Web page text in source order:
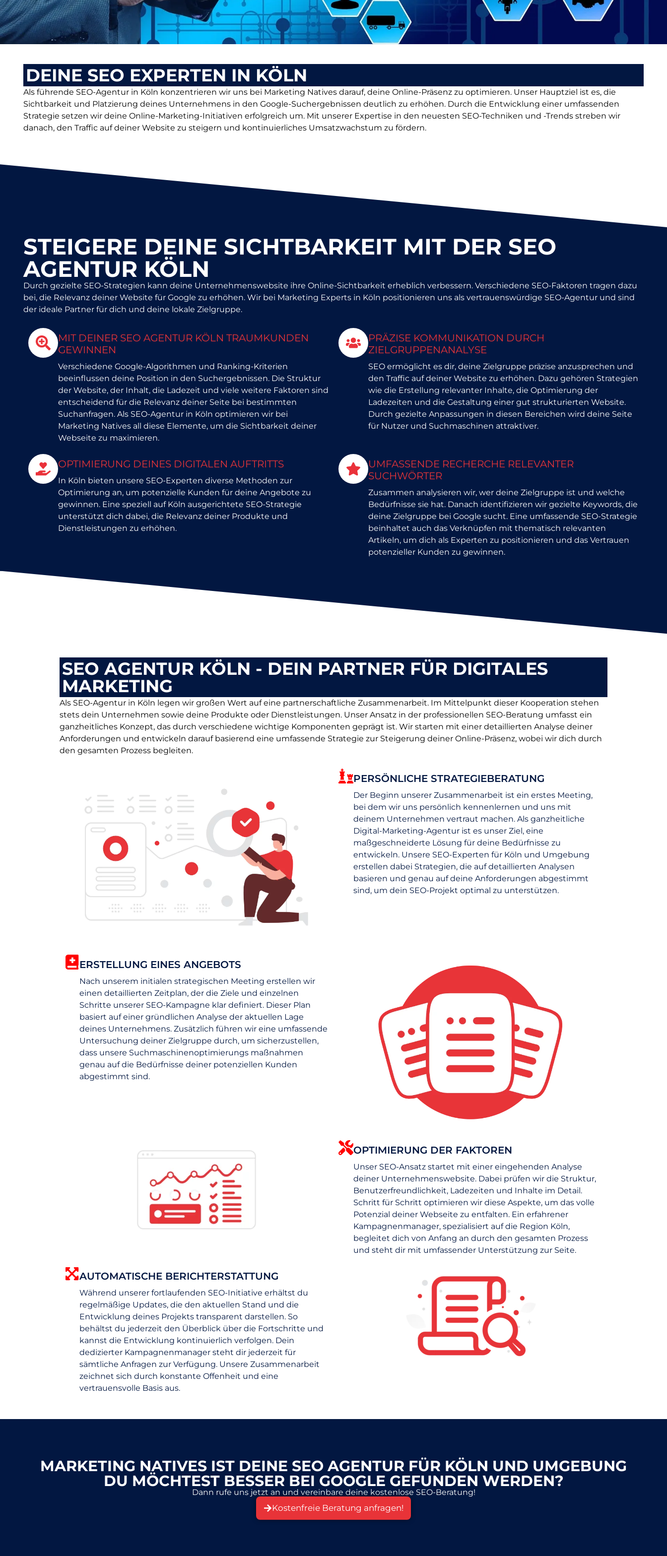
DEINE SEO EXPERTEN IN KÖLN
Als führende SEO-Agentur in Köln konzentrieren wir uns bei Marketing Natives darauf, deine Online-Präsenz zu optimieren. Unser Hauptziel ist es, die
Sichtbarkeit und Platzierung deines Unternehmens in den Google-Suchergebnissen deutlich zu erhöhen. Durch die Entwicklung einer umfassenden
Strategie setzen wir deine Online-Marketing-Initiativen erfolgreich um. Mit unserer Expertise in den neuesten SEO-Techniken und -Trends streben wir
danach, den Traffic auf deiner Website zu steigern und kontinuierliches Umsatzwachstum zu fördern.
STEIGERE DEINE SICHTBARKEIT MIT DER SEO
AGENTUR KÖLN
Durch gezielte SEO-Strategien kann deine Unternehmenswebsite ihre Online-Sichtbarkeit erheblich verbessern. Verschiedene SEO-Faktoren tragen dazu
bei, die Relevanz deiner Website für Google zu erhöhen. Wir bei Marketing Experts in Köln positionieren uns als vertrauenswürdige SEO-Agentur und sind
der ideale Partner für dich und deine lokale Zielgruppe.
MIT DEINER SEO AGENTUR KÖLN TRAUMKUNDEN
GEWINNEN
Verschiedene Google-Algorithmen und Ranking-Kriterien
beeinflussen deine Position in den Suchergebnissen. Die Struktur
der Website, der Inhalt, die Ladezeit und viele weitere Faktoren sind
entscheidend für die Relevanz deiner Seite bei bestimmten
Suchanfragen. Als SEO-Agentur in Köln optimieren wir bei
Marketing Natives all diese Elemente, um die Sichtbarkeit deiner
Webseite zu maximieren.
PRÄZISE KOMMUNIKATION DURCH
ZIELGRUPPENANALYSE
SEO ermöglicht es dir, deine Zielgruppe präzise anzusprechen und
den Traffic auf deiner Website zu erhöhen. Dazu gehören Strategien
wie die Erstellung relevanter Inhalte, die Optimierung der
Ladezeiten und die Gestaltung einer gut strukturierten Website.
Durch gezielte Anpassungen in diesen Bereichen wird deine Seite
für Nutzer und Suchmaschinen attraktiver.
OPTIMIERUNG DEINES DIGITALEN AUFTRITTS
In Köln bieten unsere SEO-Experten diverse Methoden zur
Optimierung an, um potenzielle Kunden für deine Angebote zu
gewinnen. Eine speziell auf Köln ausgerichtete SEO-Strategie
unterstützt dich dabei, die Relevanz deiner Produkte und
Dienstleistungen zu erhöhen.
UMFASSENDE RECHERCHE RELEVANTER
SUCHWÖRTER
Zusammen analysieren wir, wer deine Zielgruppe ist und welche
Bedürfnisse sie hat. Danach identifizieren wir gezielte Keywords, die
deine Zielgruppe bei Google sucht. Eine umfassende SEO-Strategie
beinhaltet auch das Verknüpfen mit thematisch relevanten
Artikeln, um dich als Experten zu positionieren und das Vertrauen
potenzieller Kunden zu gewinnen.
SEO AGENTUR KÖLN - DEIN PARTNER FÜR DIGITALES
MARKETING
Als SEO-Agentur in Köln legen wir großen Wert auf eine partnerschaftliche Zusammenarbeit. Im Mittelpunkt dieser Kooperation stehen
stets dein Unternehmen sowie deine Produkte oder Dienstleistungen. Unser Ansatz in der professionellen SEO-Beratung umfasst ein
ganzheitliches Konzept, das durch verschiedene wichtige Komponenten geprägt ist. Wir starten mit einer detaillierten Analyse deiner
Anforderungen und entwickeln darauf basierend eine umfassende Strategie zur Steigerung deiner Online-Präsenz, wobei wir dich durch
den gesamten Prozess begleiten.
PERSÖNLICHE STRATEGIEBERATUNG
Der Beginn unserer Zusammenarbeit ist ein erstes Meeting,
bei dem wir uns persönlich kennenlernen und uns mit
deinem Unternehmen vertraut machen. Als ganzheitliche
Digital-Marketing-Agentur ist es unser Ziel, eine
maßgeschneiderte Lösung für deine Bedürfnisse zu
entwickeln. Unsere SEO-Experten für Köln und Umgebung
erstellen dabei Strategien, die auf detaillierten Analysen
basieren und genau auf deine Anforderungen abgestimmt
sind, um dein SEO-Projekt optimal zu unterstützen.
ERSTELLUNG EINES ANGEBOTS
Nach unserem initialen strategischen Meeting erstellen wir
einen detaillierten Zeitplan, der die Ziele und einzelnen
Schritte unserer SEO-Kampagne klar definiert. Dieser Plan
basiert auf einer gründlichen Analyse der aktuellen Lage
deines Unternehmens. Zusätzlich führen wir eine umfassende
Untersuchung deiner Zielgruppe durch, um sicherzustellen,
dass unsere Suchmaschinenoptimierungs maßnahmen
genau auf die Bedürfnisse deiner potenziellen Kunden
abgestimmt sind.
OPTIMIERUNG DER FAKTOREN
Unser SEO-Ansatz startet mit einer eingehenden Analyse
deiner Unternehmenswebsite. Dabei prüfen wir die Struktur,
Benutzerfreundlichkeit, Ladezeiten und Inhalte im Detail.
Schritt für Schritt optimieren wir diese Aspekte, um das volle
Potenzial deiner Webseite zu entfalten. Ein erfahrener
Kampagnenmanager, spezialisiert auf die Region Köln,
begleitet dich von Anfang an durch den gesamten Prozess
und steht dir mit umfassender Unterstützung zur Seite.
AUTOMATISCHE BERICHTERSTATTUNG
Während unserer fortlaufenden SEO-Initiative erhältst du
regelmäßige Updates, die den aktuellen Stand und die
Entwicklung deines Projekts transparent darstellen. So
behältst du jederzeit den Überblick über die Fortschritte und
kannst die Entwicklung kontinuierlich verfolgen. Dein
dedizierter Kampagnenmanager steht dir jederzeit für
sämtliche Anfragen zur Verfügung. Unsere Zusammenarbeit
zeichnet sich durch konstante Offenheit und eine
vertrauensvolle Basis aus.
MARKETING NATIVES IST DEINE SEO AGENTUR FÜR KÖLN UND UMGEBUNG
DU MÖCHTEST BESSER BEI GOOGLE GEFUNDEN WERDEN?
Dann rufe uns jetzt an und vereinbare deine kostenlose SEO-Beratung!
Kostenfreie Beratung anfragen!